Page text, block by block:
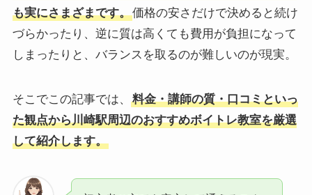
も実にさまざまです。価格の安さだけで決めると続け
づらかったり、逆に質は高くても費用が負担になって
しまったりと、バランスを取るのが難しいのが現実。
そこでこの記事では、
料金・講師の質・口コミといっ
た観点から川崎駅周辺のおすすめボイトレ教室を厳選
して紹介します。